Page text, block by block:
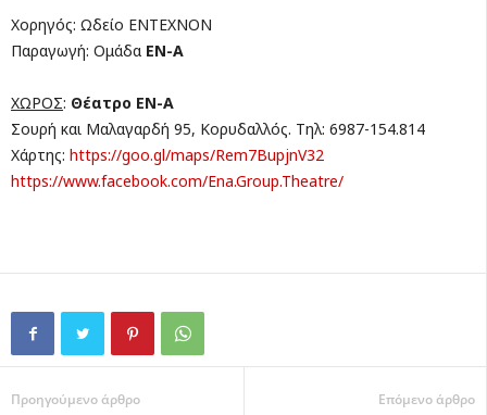
Χορηγός: Ωδείο ΕΝΤΕΧΝΟΝ
Παραγωγή: Ομάδα ΕΝ-Α
ΧΩΡΟΣ: Θέατρο ΕΝ-Α
Σουρή και Μαλαγαρδή 95, Κορυδαλλός. Τηλ: 6987-154.814
Χάρτης: https://goo.gl/maps/Rem7BupjnV32
https://www.facebook.com/Ena.Group.Theatre/
Προηγούμενο άρθρο Επόμενο άρθρο